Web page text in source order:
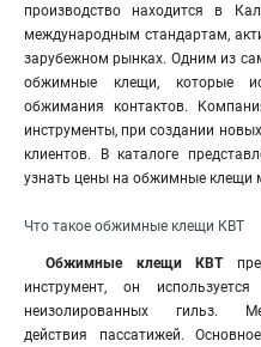
производство находится в
международным стандартам,
зарубежном рынках. Одним из
обжимные клещи, которые
обжимания контактов.
инструменты, при создании
клиентов. В каталоге
узнать цены на обжимные клещи
Что такое обжимные клещи КВТ
Обжимные клещи КВТ
инструмент, он
неизолированных гильз.
действия пассатижей.